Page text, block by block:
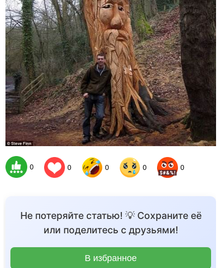
0 0 0 0 0
Не потеряйте статью! 💡 Сохраните её
или поделитесь с друзьями!
В избранное